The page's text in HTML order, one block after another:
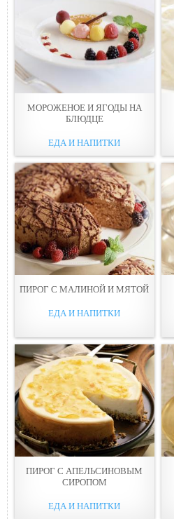
МОРОЖЕНОЕ И ЯГОДЫ НА
БЛЮДЦЕ
ЕДА И НАПИТКИ
ПИРОГ С МАЛИНОЙ И МЯТОЙ
ЕДА И НАПИТКИ
ПИРОГ С АПЕЛЬСИНОВЫМ
СИРОПОМ
ЕДА И НАПИТКИ